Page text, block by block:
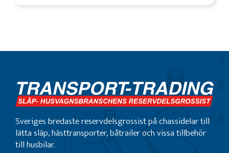
Sveriges bredaste reservdelsgrossist på chassidelar till
lätta släp, hästtransporter, båtrailer och vissa tillbehör
till husbilar.